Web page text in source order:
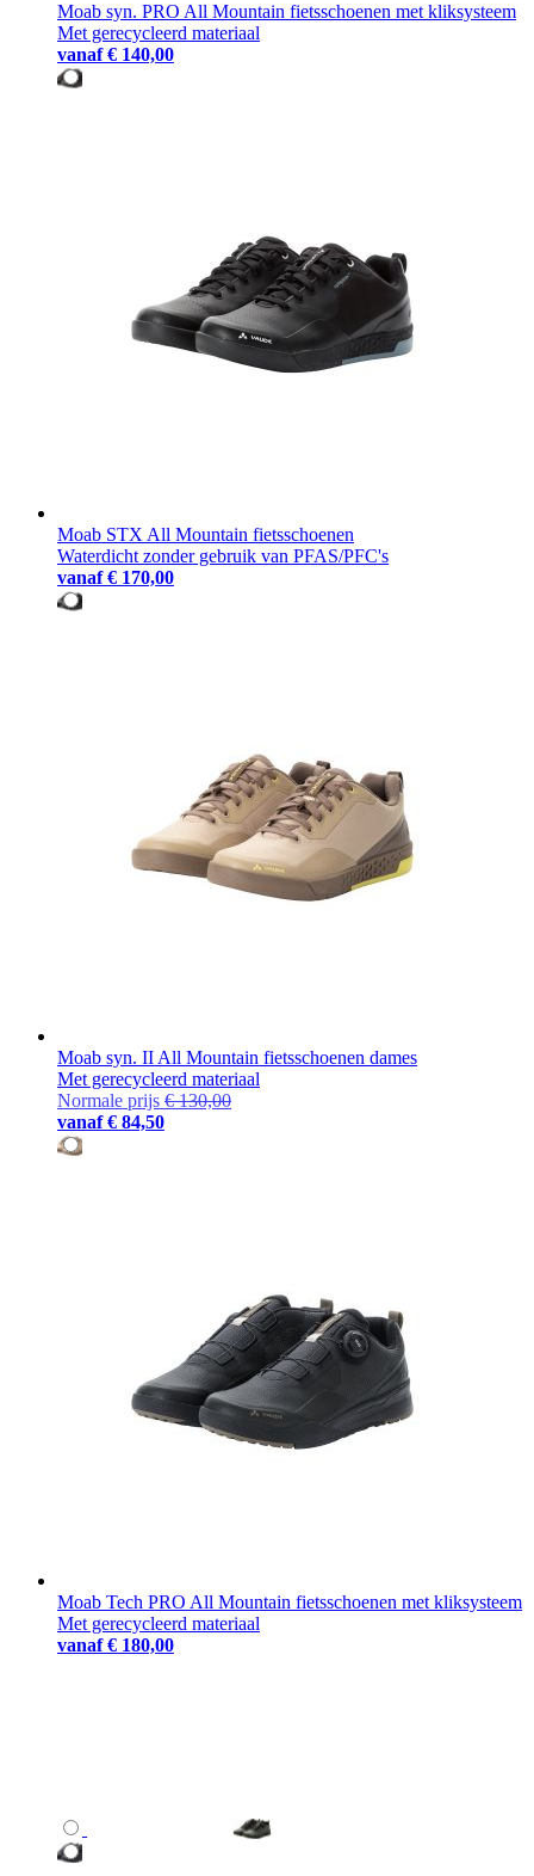
Moab syn. PRO All Mountain fietsschoenen met kliksysteem
Met gerecycleerd materiaal
vanaf € 140,00
Moab STX All Mountain fietsschoenen
Waterdicht zonder gebruik van PFAS/PFC's
vanaf € 170,00
Moab syn. II All Mountain fietsschoenen dames
Met gerecycleerd materiaal
Normale prijs € 130,00
vanaf € 84,50
Moab Tech PRO All Mountain fietsschoenen met kliksysteem
Met gerecycleerd materiaal
vanaf € 180,00